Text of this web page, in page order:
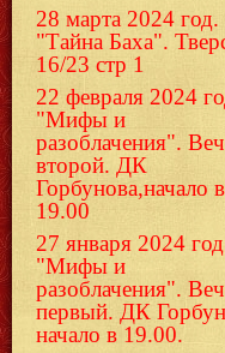
28 марта 2024 год.
"Тайна Баха".
16/23 стр 1
22 февраля 2024
"Мифы и
разоблачения".
второй. ДК
Горбунова,начало в
19.00
27 января 2024 год
"Мифы и
разоблачения".
первый. ДК
начало в 19.00.